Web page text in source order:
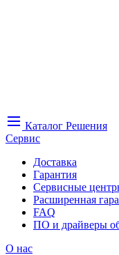
Каталог Решения
Сервис
Доставка
Гарантия
Сервисные
Расширенная
FAQ
ПО и драйверы
О нас